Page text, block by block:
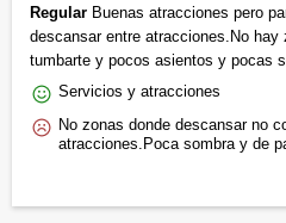
Regular Buenas atracciones pero
descansar entre atracciones.No
tumbarte y pocos asientos y pocas
Servicios y atracciones
No zonas donde descansar no
atracciones.Poca sombra y de